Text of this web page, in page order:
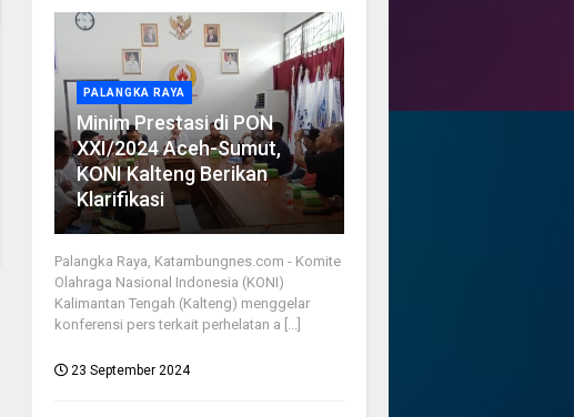
PALANGKA RAYA
Minim Prestasi di PON
XXI/2024 Aceh-Sumut,
KONI Kalteng Berikan
Klarifikasi
Palangka Raya, Katambungnes.com - Komite
Olahraga Nasional Indonesia (KONI)
Kalimantan Tengah (Kalteng) menggelar
konferensi pers terkait perhelatan a [...]
23 September 2024